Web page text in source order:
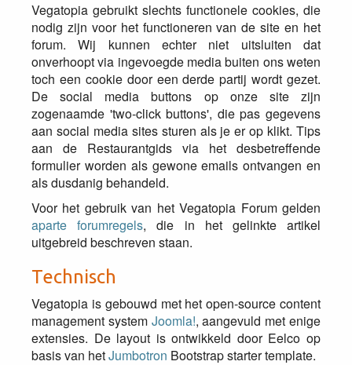
Vegatopia gebruikt slechts functionele cookies, die
nodig zijn voor het functioneren van de site en het
forum. Wij kunnen echter niet uitsluiten dat
onverhoopt via ingevoegde media buiten ons weten
toch een cookie door een derde partij wordt gezet.
De social media buttons op onze site zijn
zogenaamde 'two-click buttons', die pas gegevens
aan social media sites sturen als je er op klikt. Tips
aan de Restaurantgids via het desbetreffende
formulier worden als gewone emails ontvangen en
als dusdanig behandeld.
Voor het gebruik van het Vegatopia Forum gelden
aparte forumregels, die in het gelinkte artikel
uitgebreid beschreven staan.
Technisch
Vegatopia is gebouwd met het open-source content
management system Joomla!, aangevuld met enige
extensies. De layout is ontwikkeld door Eelco op
basis van hetJumbotron Bootstrap starter template.